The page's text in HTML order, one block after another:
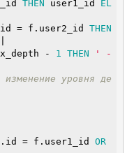
THEN user1_id EL
= f.user2_id THEN
- 1 THEN
' -
уровня де
= f.user1_id OR